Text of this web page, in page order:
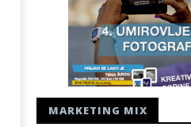
MARKETING MIX